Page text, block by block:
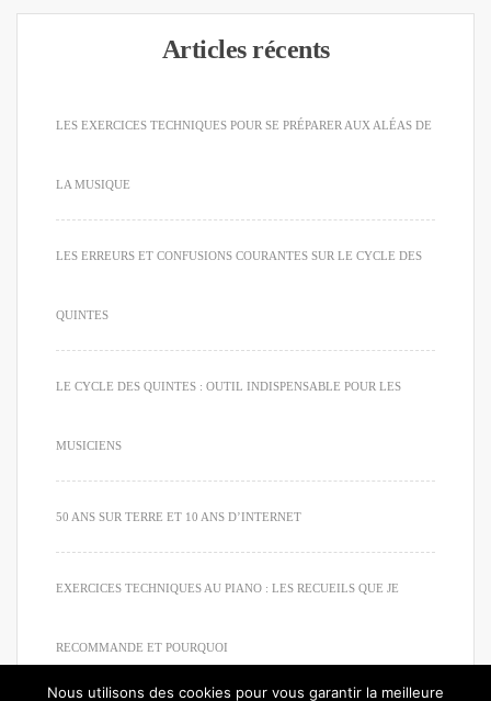
Articles récents
LES EXERCICES TECHNIQUES POUR SE PRÉPARER AUX ALÉAS DE
LA MUSIQUE
LES ERREURS ET CONFUSIONS COURANTES SUR LE CYCLE DES
QUINTES
LE CYCLE DES QUINTES : OUTIL INDISPENSABLE POUR LES
MUSICIENS
50 ANS SUR TERRE ET 10 ANS D’INTERNET
EXERCICES TECHNIQUES AU PIANO : LES RECUEILS QUE JE
RECOMMANDE ET POURQUOI
Nous utilisons des cookies pour vous garantir la meilleure